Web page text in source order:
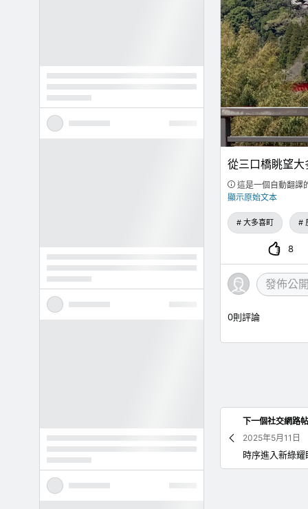
從三口橋眺望
這是一個自動翻譯
顯示原始文本
大多喜町
8
0則評論
下一個社交網路
2025年5月11日